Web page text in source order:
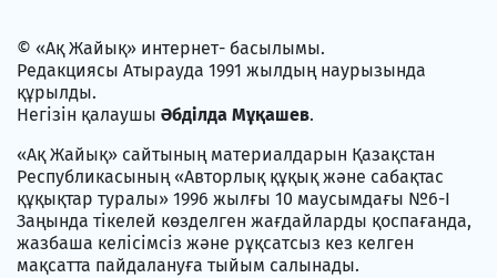
© «Ақ Жайық» интернет- басылымы.
Редакциясы Атырауда 1991 жылдың наурызында
құрылды.
Негізін қалаушы Әбділда Мұқашев.
«Ақ Жайық» сайтының материалдарын Қазақстан
Республикасының «Авторлық құқық және сабақтас
құқықтар туралы» 1996 жылғы 10 маусымдағы №6-I
Заңында тікелей көзделген жағдайларды қоспағанда,
жазбаша келісімсіз және рұқсатсыз кез келген
мақсатта пайдалануға тыйым салынады.